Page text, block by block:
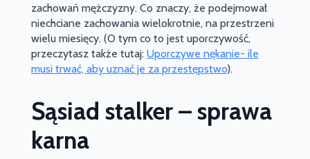
zachowań mężczyzny. Co znaczy, że podejmował
niechciane zachowania wielokrotnie, na przestrzeni
wielu miesięcy. (O tym co to jest uporczywość,
przeczytasz także tutaj: Uporczywe nękanie- ile
musi trwać, aby uznać je za przestępstwo).
Sąsiad stalker – sprawa
karna